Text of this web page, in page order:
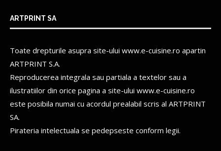
ARTPRINT SA
Toate drepturile asupra site-ului www.e-cuisine.ro apartin
ARTPRINT S.A.
Reproducerea integrala sau partiala a textelor sau a
ilustratiilor din orice pagina a site-ului www.e-cuisine.ro
este posibila numai cu acordul prealabil scris al ARTPRINT
SA.
Pirateria intelectuala se pedepseste conform legii.